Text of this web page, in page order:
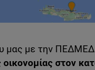
μας με την
οικονομίας στον